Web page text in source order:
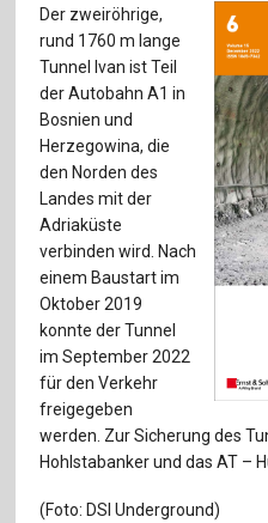
Werben
Service
Für Autor:innen
Verlag
Sprache / Language: DE
Der zweiröhrige,
rund 1760 m lange
Tunnel Ivan ist Teil
der Autobahn A1 in
Bosnien und
Herzegowina, die
den Norden des
Landes mit der
Adriaküste
verbinden wird. Nach
einem Baustart im
Oktober 2019
konnte der Tunnel
im September 2022
für den Verkehr
freigegeben
werden. Zur Sicherung des
Hohlstabanker und das AT –
(Foto: DSI Underground)